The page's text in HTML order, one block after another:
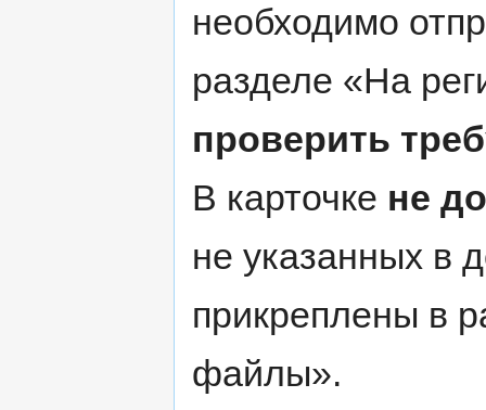
необходимо
разделе «На
проверить
В карточке не
не указанных в
прикреплены в
файлы».